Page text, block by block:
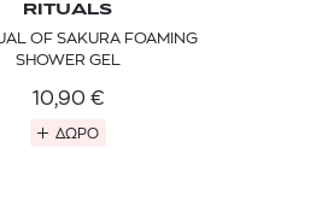
TOM FORD
SOLEIL BLANC PARFUM EAU DE TOILETTE | 50ml
365,00 € OFFER
RITUALS
OF SAKURA FOAMING
SHOWER GEL
10,90 €
ΔΩΡΟ